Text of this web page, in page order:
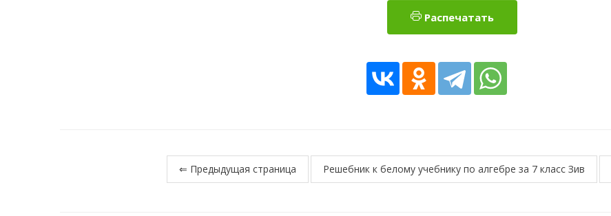
Распечатать
⇐ Предыдущая страница Решебник к белому учебнику по алгебре за 7 класс Зив